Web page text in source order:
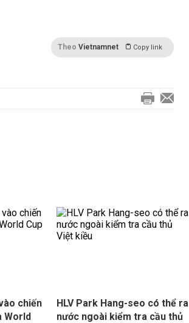
Theo Vietnamnet Copy link
chiến
World
HLV Park Hang-seo có thể ra
nước ngoài kiểm tra cầu thủ